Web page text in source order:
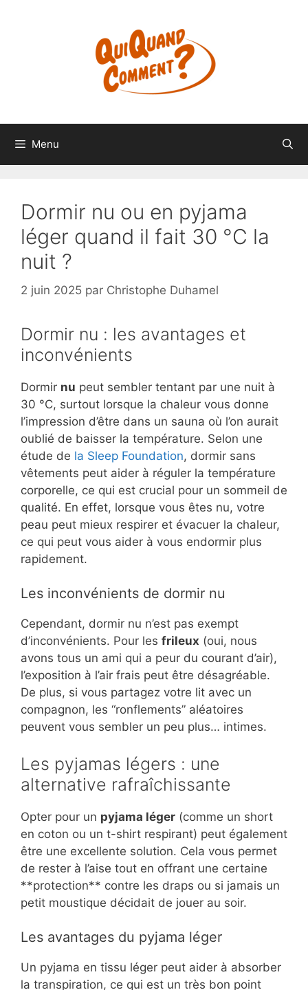
Menu
Dormir nu ou en pyjama
léger quand il fait 30 °C la
nuit ?
2 juin 2025 par Christophe Duhamel
Dormir nu : les avantages et
inconvénients
Dormir nu peut sembler tentant par une nuit à
30 °C, surtout lorsque la chaleur vous donne
l’impression d’être dans un sauna où l’on aurait
oublié de baisser la température. Selon une
étude de la Sleep Foundation, dormir sans
vêtements peut aider à réguler la température
corporelle, ce qui est crucial pour un sommeil de
qualité. En effet, lorsque vous êtes nu, votre
peau peut mieux respirer et évacuer la chaleur,
ce qui peut vous aider à vous endormir plus
rapidement.
Les inconvénients de dormir nu
Cependant, dormir nu n’est pas exempt
d’inconvénients. Pour les frileux (oui, nous
avons tous un ami qui a peur du courant d’air),
l’exposition à l’air frais peut être désagréable.
De plus, si vous partagez votre lit avec un
compagnon, les “ronflements” aléatoires
peuvent vous sembler un peu plus… intimes.
Les pyjamas légers : une
alternative rafraîchissante
Opter pour un pyjama léger (comme un short
en coton ou un t-shirt respirant) peut également
être une excellente solution. Cela vous permet
de rester à l’aise tout en offrant une certaine
**protection** contre les draps ou si jamais un
petit moustique décidait de jouer au soir.
Les avantages du pyjama léger
Un pyjama en tissu léger peut aider à absorber
la transpiration, ce qui est un très bon point